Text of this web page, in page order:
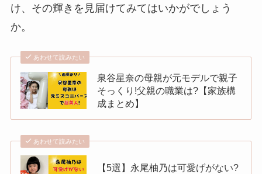
け、その輝きを見届けてみてはいかがでしょう
か。
あわせて読みたい
泉谷星奈の母親が元モデルで親子
そっくり!父親の職業は?【家族構
成まとめ】
あわせて読みたい
【5選】永尾柚乃は可愛げがない?